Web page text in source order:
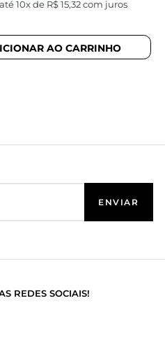
10x de R$15,32com juros
AO CARRINHO
REDES SOCIAIS!